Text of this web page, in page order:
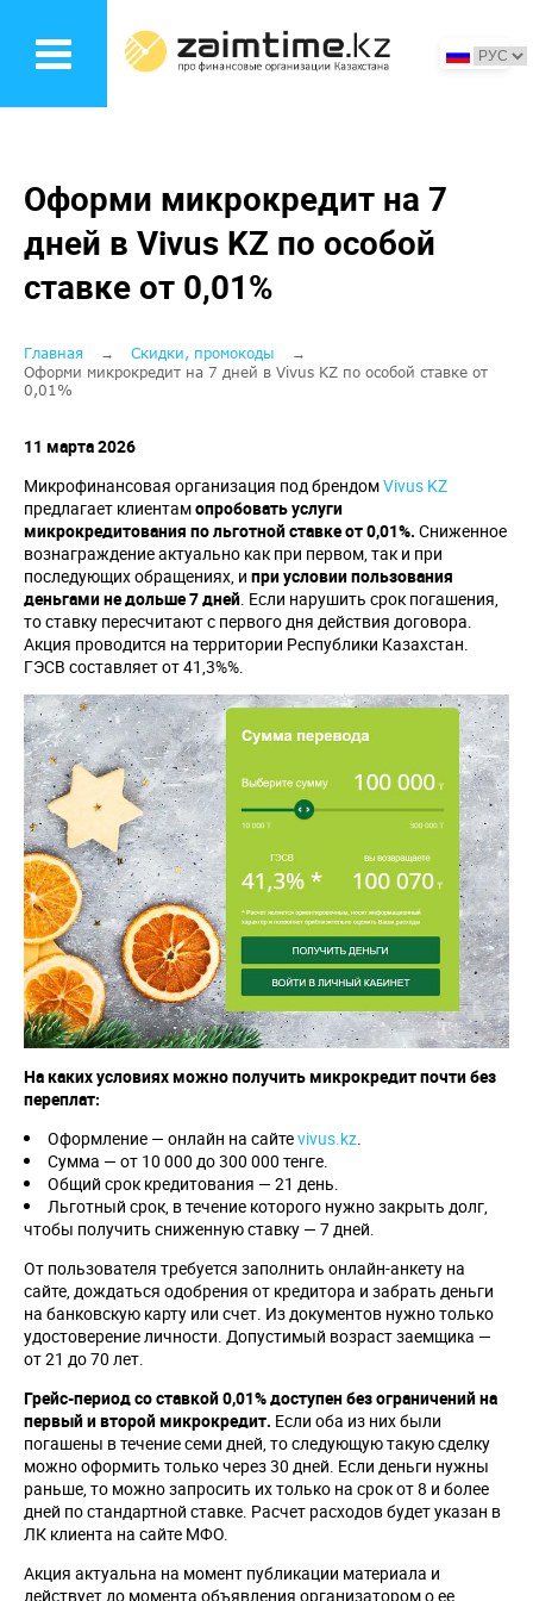
основному
Оформи микрокредит на 7
дней в Vivus KZ по особой
ставке от 0,01%
Строка
навигации
Главная
Скидки, промокоды
Оформи микрокредит на 7 дней в Vivus KZ по особой ставке от
0,01%
11 марта 2026
Микрофинансовая организация под брендомVivus KZ
предлагает клиентамопробовать услуги
микрокредитования по льготной ставке от 0,01%. Сниженное
вознаграждение актуально как при первом, так и при
последующих обращениях, и при условии пользования
деньгамине дольше 7 дней. Если нарушить срок погашения,
то ставку пересчитают с первого дня действия договора.
Акция проводится на территории Республики Казахстан.
ГЭСВ составляет от 41,3%%.
На каких условиях можно получить микрокредит почти без
переплат:
Оформление — онлайн на сайтеvivus.kz.
Сумма — от 10 000 до 300 000 тенге.
Общий срок кредитования — 21 день.
Льготный срок, в течение которого нужно закрыть долг,
чтобы получить сниженную ставку — 7 дней.
От пользователя требуется заполнить онлайн-анкету на
сайте, дождаться одобрения от кредитора и забрать деньги
на банковскую карту или счет. Из документов нужно только
удостоверение личности. Допустимый возраст заемщика —
от 21 до 70 лет.
Грейс-период со ставкой 0,01% доступен без ограничений на
первый и второй микрокредит. Если оба из них были
погашены в течение семи дней, то следующую такую сделку
можно оформить только через 30 дней. Если деньги нужны
раньше, то можно запросить их только на срок от 8 и более
дней по стандартной ставке. Расчет расходов будет указан в
ЛК клиента на сайте МФО.
Акция актуальна на момент публикации материала и
действует до момента объявления организатором о ее